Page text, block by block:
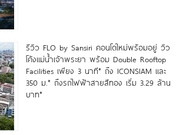
รีวิว FLO by Sansiri คอนโดใหม่พร้อมอยู่ วิว
โค้งแม่น้ำเจ้าพระยา พร้อม Double Rooftop
Facilities เพียง 3 นาที* ถึง ICONSIAM และ
350 ม.* ถึงรถไฟฟ้าสายสีทอง เริ่ม 3.29 ล้าน
บาท*